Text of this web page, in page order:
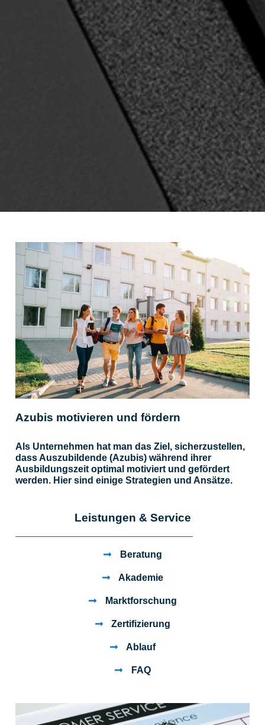
Leistungen & Service
Beratung
Akademie
Marktforschung
Zertifizierung
Ablauf
FAQ
Azubis motivieren und fördern
Als Unternehmen hat man das Ziel, sicherzustellen,
dass Auszubildende (Azubis) während ihrer
Ausbildungszeit optimal motiviert und gefördert
werden. Hier sind einige Strategien und Ansätze.